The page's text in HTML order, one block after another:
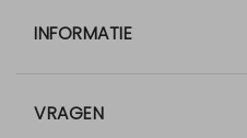
INFORMATIE
VRAGEN